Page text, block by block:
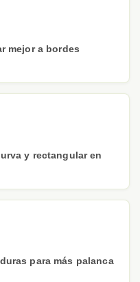
mejor a bordes
y rectangular en
para más palanca